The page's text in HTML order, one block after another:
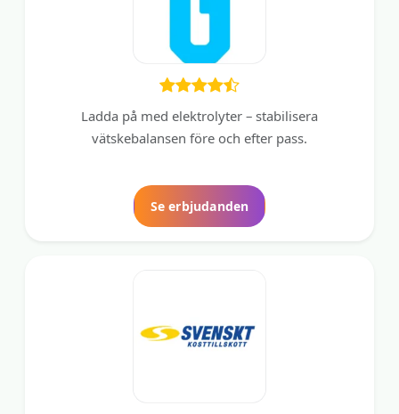
Ladda på med elektrolyter – stabilisera
vätskebalansen före och efter pass.
Se erbjudanden